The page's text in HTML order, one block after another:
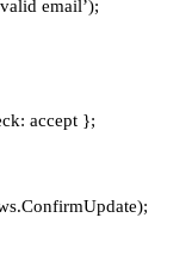
email’);
accept };